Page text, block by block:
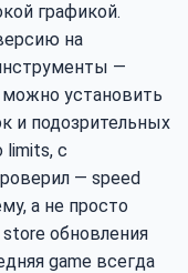
графикой.
на
—
можно установить
и подозрительных
limits, с
— speed
а не просто
store обновления
game всегда